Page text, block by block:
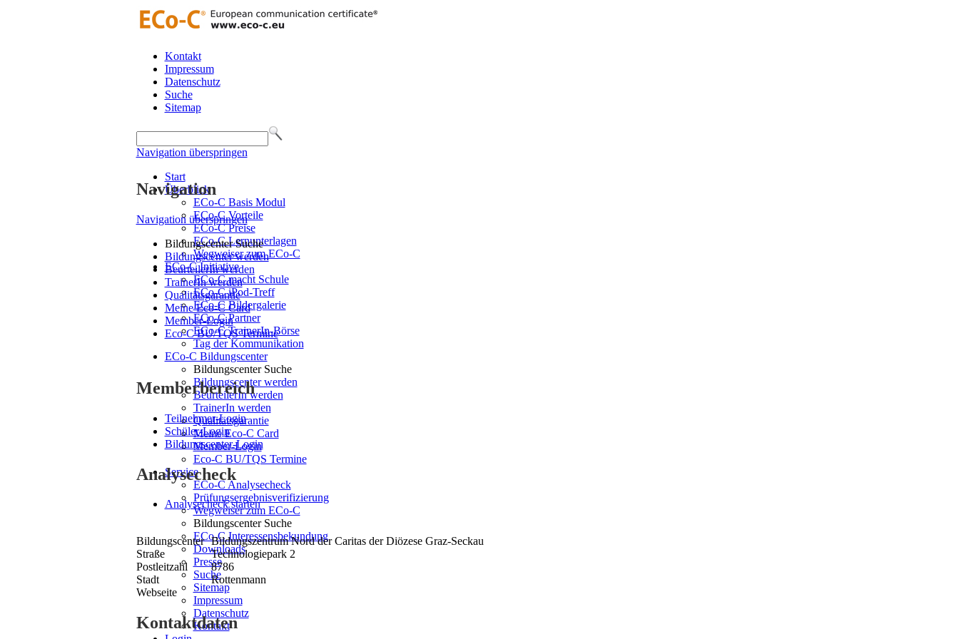
Kontakt
Impressum
Datenschutz
Suche
Sitemap
Navigation überspringen
Start
Überblick
ECo-C Basis Modul
ECo-C Vorteile
ECo-C Preise
ECo-C Lernunterlagen
Wegweiser zum ECo-C
ECo-C Initiative
ECo-C macht Schule
ECo-C iPod-Treff
ECo-C Bildergalerie
ECo-C Partner
ECo-C TrainerIn-Börse
Tag der Kommunikation
ECo-C Bildungscenter
Bildungscenter Suche
Bildungscenter werden
BeurteilerIn werden
TrainerIn werden
Qualitätsgarantie
Meine Eco-C Card
Member-Login
Eco-C BU/TQS Termine
Service
ECo-C Analysecheck
Prüfungsergebnisverifizierung
Wegweiser zum ECo-C
Bildungscenter Suche
ECo-C Interessensbekundung
Downloads
Presse
Suche
Sitemap
Impressum
Datenschutz
Kontakt
Navigation
Navigation überspringen
Bildungscenter Suche
Bildungscenter werden
BeurteilerIn werden
TrainerIn werden
Qualitätsgarantie
Meine Eco-C Card
Member-Login
Eco-C BU/TQS Termine
Memberbereich
Teilnehmer-Login
Schüler-Login
Bildungscenter-Login
Analysecheck
Analysecheck starten
Bildungscenter Bildungszentrum Nord der Caritas der Diözese Graz-Seckau
Straße
Technologiepark 2
Postleitzahl
8786
Stadt
Rottenmann
Webseite
Kontaktdaten